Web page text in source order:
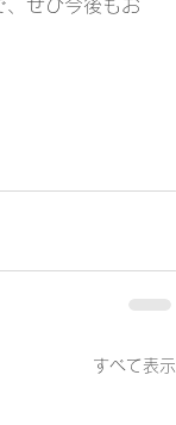
、ぜひ今後もお
すべて表示